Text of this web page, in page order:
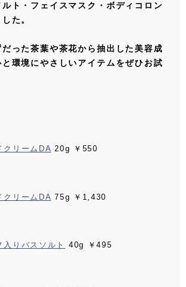
ルト・フェイスマスク・ボディコロン
た。
った茶葉や茶花から抽出した美容成
環境にやさしいアイテムをぜひお試
クリームDA 20g ￥550
クリームDA 75g ￥1,430
りバスソルト 40g ￥495